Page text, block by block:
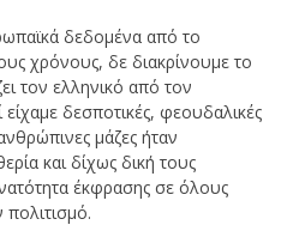
δεδομένα από το
χρόνους, δε διακρίνουμε το
τον ελληνικό από τον
δεσποτικές, φεουδαλικές
μάζες ήταν
και δίχως δική τους
έκφρασης σε όλους
πολιτισμό.